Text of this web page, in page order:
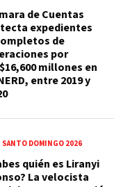
de Cuentas
expedientes
de
por
millones en
entre 2019 y
SANTO DOMINGO 2026
quién es Liranyi
La velocista